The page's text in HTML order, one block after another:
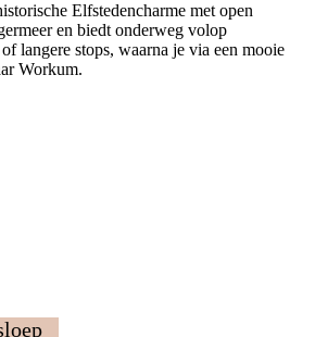
Elfstedencharme met open
en biedt onderweg volop
langere stops, waarna je via een mooie
Workum.